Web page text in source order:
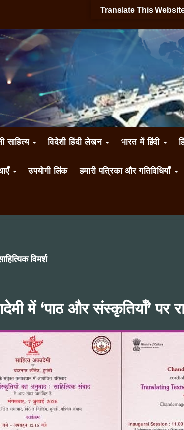
साहित्य विदेशी हिंदी लेखन भारत में हिंदी
उपयोगी लिंक हमारी पत्रिका और गतिविधियाँ
विमर्श
में ‘पाठ और संस्कृतियाँ’ पर
Translate This